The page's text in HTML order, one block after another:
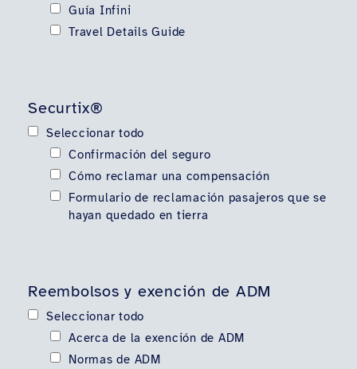
Guía Infini
Travel Details Guide
Securtix®
Seleccionar todo
Confirmación del seguro
Cómo reclamar una compensación
Formulario de reclamación pasajeros que se
hayan quedado en tierra
Reembolsos y exención de ADM
Seleccionar todo
Acerca de la exención de ADM
Normas de ADM